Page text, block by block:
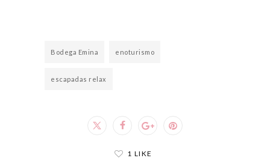
Bodega Emina enoturismo
escapadas relax
1 LIKE